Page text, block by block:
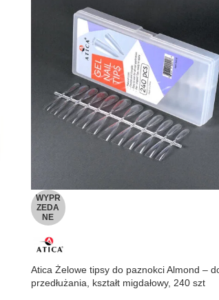
WYPR
ZEDA
NE
Atica Żelowe tipsy do paznokci Almond –
przedłużania, kształt migdałowy, 240 szt